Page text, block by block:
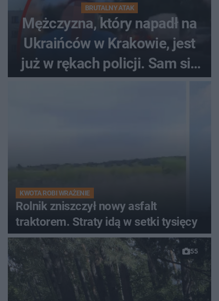
BRUTALNY ATAK
Mężczyzna, który napadł na
Ukraińców w Krakowie, jest
już w rękach policji. Sam się
KWOTA ROBI WRAŻENIE
Rolnik zniszczył nowy asfalt
traktorem. Straty idą w setki tysięcy
55